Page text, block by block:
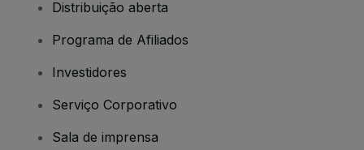
Distribuição aberta
Programa de Afiliados
Investidores
Serviço Corporativo
Sala de imprensa